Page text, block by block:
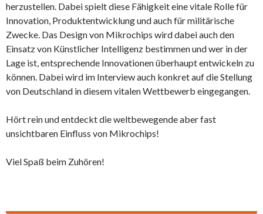
herzustellen. Dabei spielt diese Fähigkeit eine vitale Rolle für
Innovation, Produktentwicklung und auch für militärische
Zwecke. Das Design von Mikrochips wird dabei auch den
Einsatz von Künstlicher Intelligenz bestimmen und wer in der
Lage ist, entsprechende Innovationen überhaupt entwickeln zu
können. Dabei wird im Interview auch konkret auf die Stellung
von Deutschland in diesem vitalen Wettbewerb eingegangen.
Hört rein und entdeckt die weltbewegende aber fast
unsichtbaren Einfluss von Mikrochips!
Viel Spaß beim Zuhören!